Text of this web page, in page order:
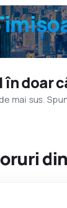
în doar
mai sus.